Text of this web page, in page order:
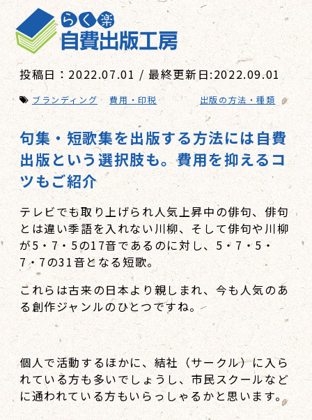
投稿日：2022.07.01 / 最終更新日:2022.09.01
ブランディング 費用・印税 出版の方法・種類
句集・短歌集を出版する方法には自費
出版という選択肢も。費用を抑えるコ
ツもご紹介
テレビでも取り上げられ人気上昇中の俳句、俳句
とは違い季語を入れない川柳、そして俳句や川柳
が5・7・5の17音であるのに対し、5・7・5・
7・7の31音となる短歌。
これらは古来の日本より親しまれ、今も人気のあ
る創作ジャンルのひとつですね。
個人で活動するほかに、結社（サークル）に入ら
れている方も多いでしょうし、市民スクールなど
に通われている方もいらっしゃるかと思います。